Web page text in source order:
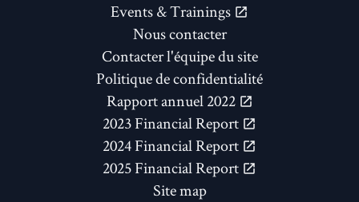
Events & Trainings
Nous contacter
Contacter l'équipe du site
Politique de confidentialité
Rapport annuel 2022
2023 Financial Report
2024 Financial Report
2025 Financial Report
Site map